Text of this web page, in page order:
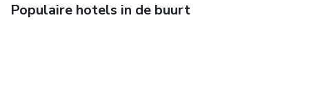
Populaire hotels in de buurt